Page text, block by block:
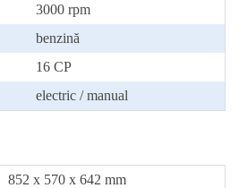
3000 rpm
benzină
16 CP
electric / manual
852 x 570 x 642 mm